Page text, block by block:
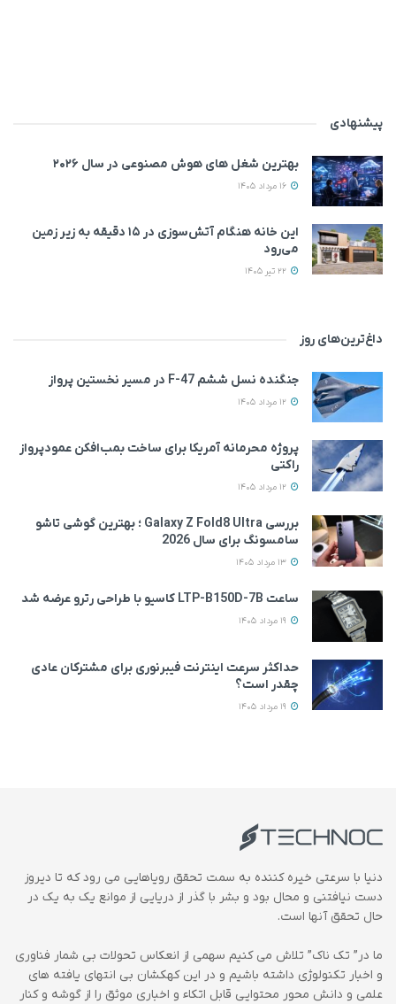
پیشنهادی
بهترین شغل های هوش مصنوعی در سال ۲۰۲۶
این خانه‌ هنگام آتش‌سوزی در ۱۵ دقیقه به زیر زمین
می‌رود
داغ‌ترین‌های روز
جنگنده نسل ششم F-47 در مسیر نخستین پرواز
پروژه محرمانه آمریکا برای ساخت بمب‌افکن عمودپرواز
راکتی
بررسی Galaxy Z Fold8 Ultra ؛ بهترین گوشی تاشو
سامسونگ برای سال 2026
ساعت LTP-B150D-7B کاسیو با طراحی رترو عرضه شد
حداکثر سرعت اینترنت فیبرنوری برای مشترکان عادی
چقدر است؟
دنیا با سرعتی خیره کننده به سمت تحقق رویاهایی می رود که تا دیروز
دست نیافتنی و محال بود و بشر با گذر از دریایی از موانع یک به یک در
حال تحقق آنها است.
ما در” تک ناک” تلاش می کنیم سهمی از انعکاس تحولات بی شمار فناوری
و اخبار تکنولوژی داشته باشیم و در این کهکشان بی انتهای یافته های
علمی و دانش محور محتوایی قابل اتکاء و اخباری موثق را از گوشه و کنار